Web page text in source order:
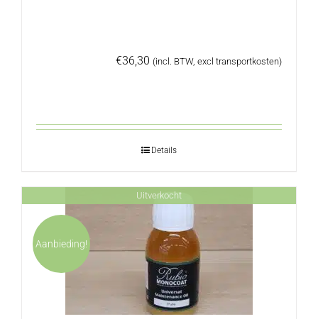
€36,30 (incl. BTW, excl transportkosten)
Details
Uitverkocht
Aanbieding!